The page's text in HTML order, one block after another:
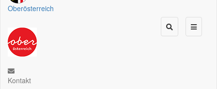
Oberösterreich
Kontakt